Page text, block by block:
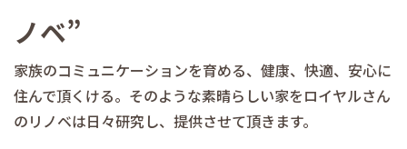
ノベ”
家族のコミュニケーションを育める、健康、快適、安心に
住んで頂くける。そのような素晴らしい家をロイヤルさん
のリノベは日々研究し、提供させて頂きます。